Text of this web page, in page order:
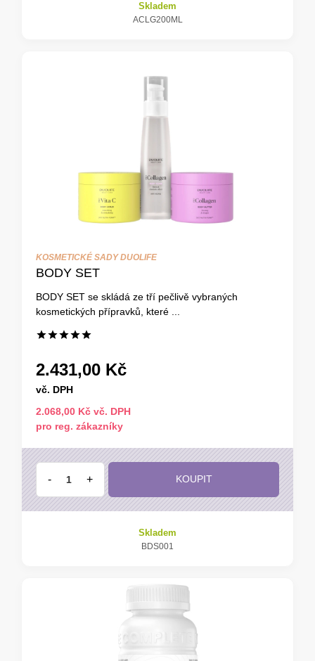
Skladem
ACLG200ML
KOSMETICKÉ SADY DUOLIFE
BODY SET
BODY SET se skládá ze tří pečlivě vybraných
kosmetických přípravků, které ...
2.431,00 Kč
vč. DPH
2.068,00 Kč vč. DPH
pro reg. zákazníky
- + KOUPIT
Skladem
BDS001